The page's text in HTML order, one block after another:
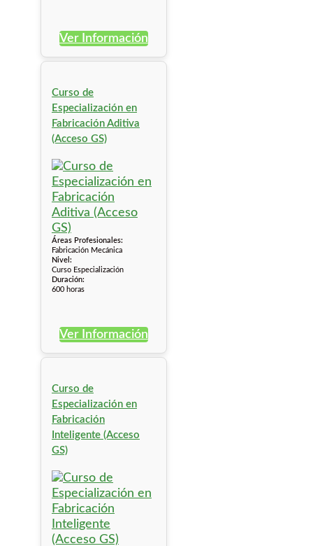
Ver Información
Curso de
Especialización en
Fabricación Aditiva
(Acceso GS)
Áreas Profesionales:
Fabricación Mecánica
Nivel:
Curso Especialización
Duración:
600 horas
Ver Información
Curso de
Especialización en
Fabricación
Inteligente (Acceso
GS)